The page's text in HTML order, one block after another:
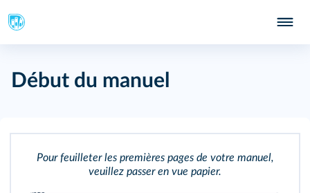
Début du manuel
Pour feuilleter les premières pages de votre manuel,
veuillez passer en vue papier.